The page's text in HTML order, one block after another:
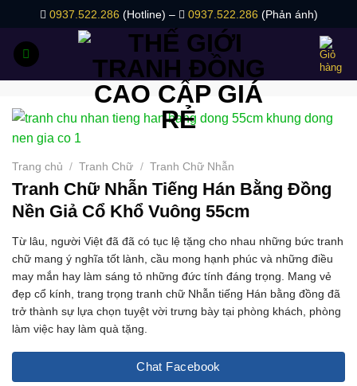
nội
dung
0937.522.286 (Hotline) – 0937.522.286 (Phản ánh)
Trang chủ / Tranh Chữ / Tranh Chữ Nhẫn
Tranh Chữ Nhẫn Tiếng Hán Bằng Đồng
Nền Giả Cổ Khổ Vuông 55cm
Từ lâu, người Việt đã đã có tục lệ tặng cho nhau những bức tranh
chữ mang ý nghĩa tốt lành, cầu mong hạnh phúc và những điều
may mắn hay làm sáng tỏ những đức tính đáng trọng. Mang vẻ
đẹp cổ kính, trang trọng tranh chữ Nhẫn tiếng Hán bằng đồng đã
trở thành sự lựa chọn tuyệt vời trưng bày tại phòng khách, phòng
làm việc hay làm quà tặng.
Chat Facebook